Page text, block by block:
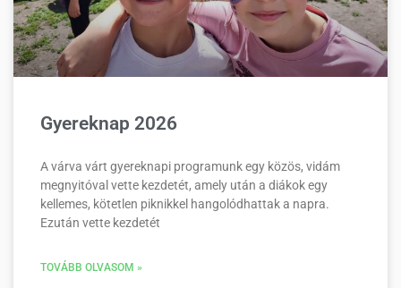
Gyereknap 2026
A várva várt gyereknapi programunk egy közös, vidám
megnyitóval vette kezdetét, amely után a diákok egy
kellemes, kötetlen piknikkel hangolódhattak a napra.
Ezután vette kezdetét
TOVÁBB OLVASOM »